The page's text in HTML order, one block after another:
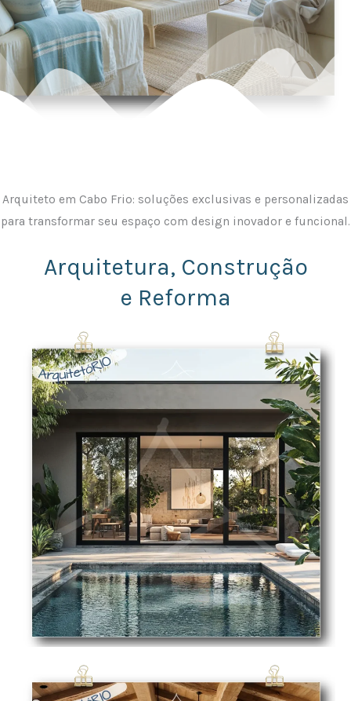
Arquiteto em Cabo Frio: soluções exclusivas e personalizadas
para transformar seu espaço com design inovador e funcional.
Arquitetura, Construção
e Reforma